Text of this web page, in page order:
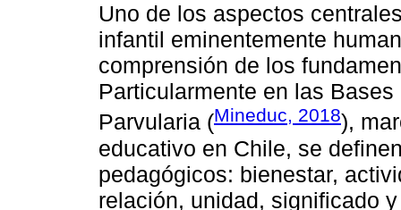
Uno de los aspectos
infantil eminentemente
comprensión de los
Particularmente en las
Parvularia (Mineduc, 2018),
educativo en Chile, se
pedagógicos: bienestar,
relación, unidad, significado